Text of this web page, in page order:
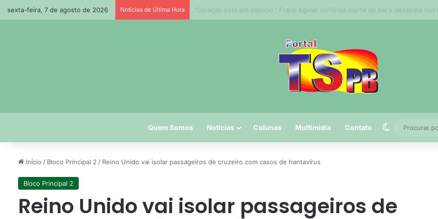
sexta-feira, 7 de agosto de 2026 Notícias de Última Hora Paraíba tem 5º maior crescimento do país no Ideb do ensino médio na rede
Quem Somos Notícias Colunas Multimidia Contato Switch skin
Início / Bloco Principal 2 / Reino Unido vai isolar passageiros de cruzeiro com casos de hantavírus
Bloco Principal 2
Reino Unido vai isolar passageiros de